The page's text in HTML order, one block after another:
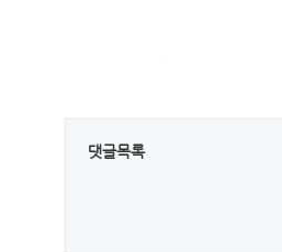
댓글목록